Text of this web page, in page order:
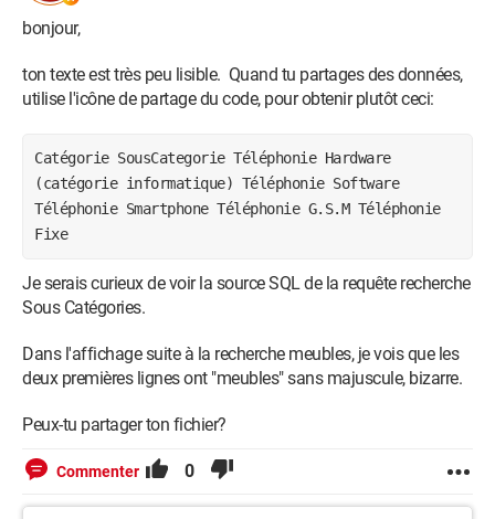
Catégorie SousCategorie
Téléphonie Hardware (catégorie informatique)
Téléphonie Smartphone
Téléphonie G.S.M
Téléphonie Fixe
(Informatique) devient Téléphonie .
Office 365 sur Windows 11 .
je vous fais part de quelques images de mon formulaire de
bonjour,
ton texte est très peu lisible. Quand tu partages des données,
utilise l'icône de partage du code, pour obtenir plutôt ceci:
Catégorie SousCategorie Téléphonie Hardware
(catégorie informatique) Téléphonie Software
Téléphonie Smartphone Téléphonie G.S.M Téléphonie
Fixe
Je serais curieux de voir la source SQL de la requête recherche
Sous Catégories.
Dans l'affichage suite à la recherche meubles, je vois que les
deux premières lignes ont "meubles" sans majuscule, bizarre.
Peux-tu partager ton fichier?
Commenter 0